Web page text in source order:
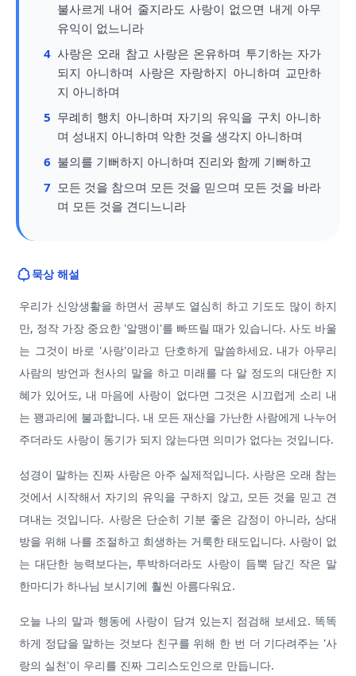
불사르게 내어 줄지라도 사랑이 없으면 내게 아무
유익이 없느니라
4 사랑은 오래 참고 사랑은 온유하며 투기하는 자가
되지 아니하며 사랑은 자랑하지 아니하며 교만하
지 아니하며
5 무례히 행치 아니하며 자기의 유익을 구치 아니하
며 성내지 아니하며 악한 것을 생각지 아니하며
6 불의를 기뻐하지 아니하며 진리와 함께 기뻐하고
7 모든 것을 참으며 모든 것을 믿으며 모든 것을 바라
며 모든 것을 견디느니라
묵상 해설
우리가 신앙생활을 하면서 공부도 열심히 하고 기도도 많이 하지
만, 정작 가장 중요한 '알맹이'를 빠뜨릴 때가 있습니다. 사도 바울
는 그것이 바로 '사랑'이라고 단호하게 말씀하세요. 내가 아무리
사람의 방언과 천사의 말을 하고 미래를 다 알 정도의 대단한 지
혜가 있어도, 내 마음에 사랑이 없다면 그것은 시끄럽게 소리 내
는 꽹과리에 불과합니다. 내 모든 재산을 가난한 사람에게 나누어
주더라도 사랑이 동기가 되지 않는다면 의미가 없다는 것입니다.
성경이 말하는 진짜 사랑은 아주 실제적입니다. 사랑은 오래 참는
것에서 시작해서 자기의 유익을 구하지 않고, 모든 것을 믿고 견
뎌내는 것입니다. 사랑은 단순히 기분 좋은 감정이 아니라, 상대
방을 위해 나를 조절하고 희생하는 거룩한 태도입니다. 사랑이 없
는 대단한 능력보다는, 투박하더라도 사랑이 듬뿍 담긴 작은 말
한마디가 하나님 보시기에 훨씬 아름다워요.
오늘 나의 말과 행동에 사랑이 담겨 있는지 점검해 보세요. 똑똑
하게 정답을 말하는 것보다 친구를 위해 한 번 더 기다려주는 '사
랑의 실천'이 우리를 진짜 그리스도인으로 만듭니다.